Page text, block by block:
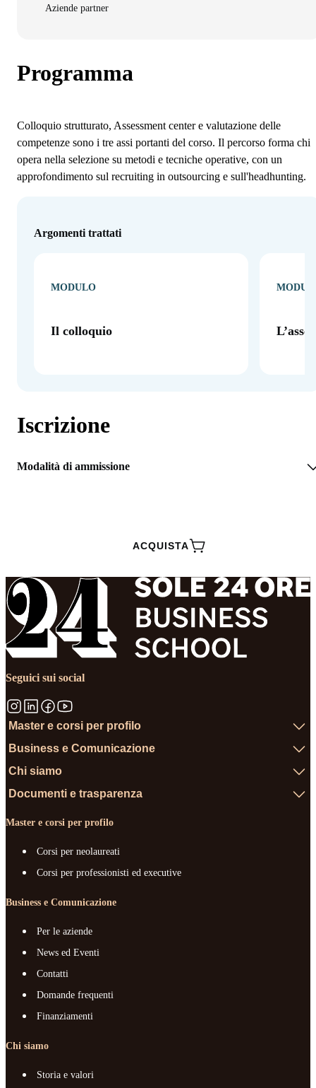
Aziende partner
Programma
Colloquio strutturato, Assessment center e valutazione delle
competenze sono i tre assi portanti del corso. Il percorso forma chi
opera nella selezione su metodi e tecniche operative, con un
approfondimento sul recruiting in outsourcing e sull'headhunting.
Argomenti trattati
MODULO
Il colloquio
Iscrizione
Modalità di ammissione
ACQUISTA
Seguici sui social
Master e corsi per profilo
Business e Comunicazione
Chi siamo
Documenti e trasparenza
Master e corsi per profilo
Corsi per neolaureati
Corsi per professionisti ed executive
Business e Comunicazione
Per le aziende
News ed Eventi
Contatti
Domande frequenti
Finanziamenti
Chi siamo
Storia e valori